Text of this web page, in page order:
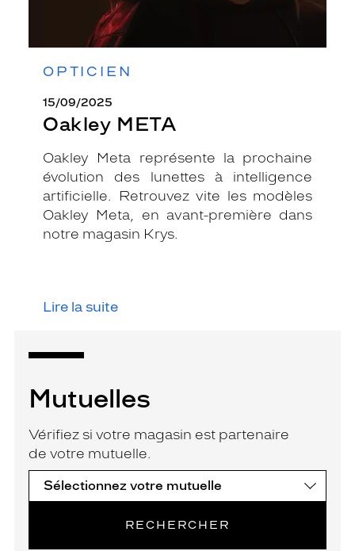
OPTICIEN
15/09/2025
Oakley META
Oakley Meta représente la prochaine
évolution des lunettes à intelligence
artificielle. Retrouvez vite les modèles
Oakley Meta, en avant-première dans
notre magasin Krys.
Lire la suite
Mutuelles
Vérifiez si votre magasin est partenaire
de votre mutuelle.
RECHERCHER